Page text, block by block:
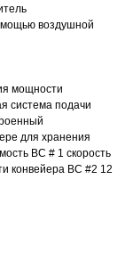
воздушной
мощности
система подачи
для хранения
BC # 1 скорость
конвейера BC #2 12